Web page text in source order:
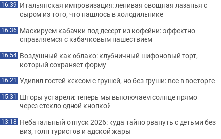
16:39 Итальянская импровизация: ленивая овощная лазанья с
сыром из того, что нашлось в холодильнике
16:36 Маскируем кабачки под десерт из кофейни: эффектно
справляемся с кабачковым нашествием
16:54 Воздушный как облако: клубничный шифоновый торт,
который сохраняет форму
16:21 Удивил гостей кексом с грушей, но без груши: все в восторге
15:31 Шторы устарели: теперь мы выключаем солнце прямо
через стекло одной кнопкой
13:18 Небанальный отпуск 2026: куда тайно рвануть с детьми без
виз, толп туристов и адской жары